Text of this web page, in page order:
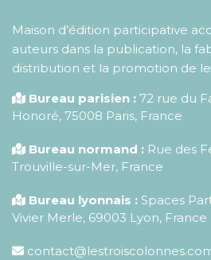
Maison d’édition participative
auteurs dans la publication, la
distribution et la promotion de
Bureau parisien : 72 rue du
Honoré, 75008 Paris, France
Bureau normand : Rue des
Trouville-sur-Mer, France
Bureau lyonnais : Spaces
Vivier Merle, 69003 Lyon, France